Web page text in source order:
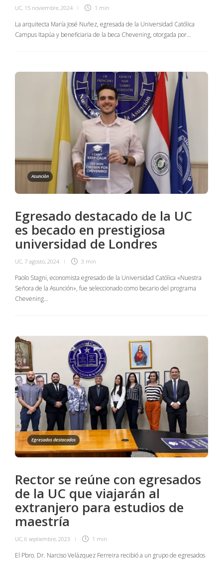
UC, 15 noviembre, 2024 1 min
La arquitecta María José Nuñez, egresada de la Universidad Católica
Campus Itapúa y beneficiaria de la beca Chevening, otorgada por…
Asunción
Egresado destacado de la UC
es becado en prestigiosa
universidad de Londres
UC, 7 agosto, 2024 3 min
Paolo Stagni, economista egresado de la Universidad Católica «Nuestra
Señora de la Asunción», fue seleccionado como becario del programa
Chevening…
Egresados destacados
Rector se reúne con egresados
de la UC que viajarán al
extranjero para estudios de
maestría
UC, 6 septiembre, 2023 1 min
El Pbro. Dr. Narciso Velázquez Ferreira recibió a un grupo de egresados